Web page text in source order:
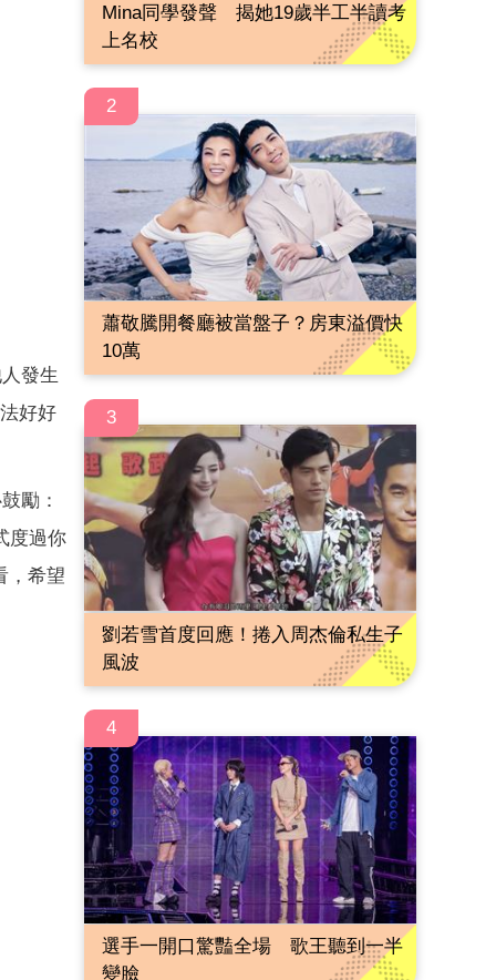
發生
好好
勵：
度過你
，希望
Mina同學發聲 揭她19歲半工半讀考
上名校
2
蕭敬騰開餐廳被當盤子？房東溢價快
10萬
3
劉若雪首度回應！捲入周杰倫私生子
風波
4
選手一開口驚豔全場 歌王聽到一半
變臉